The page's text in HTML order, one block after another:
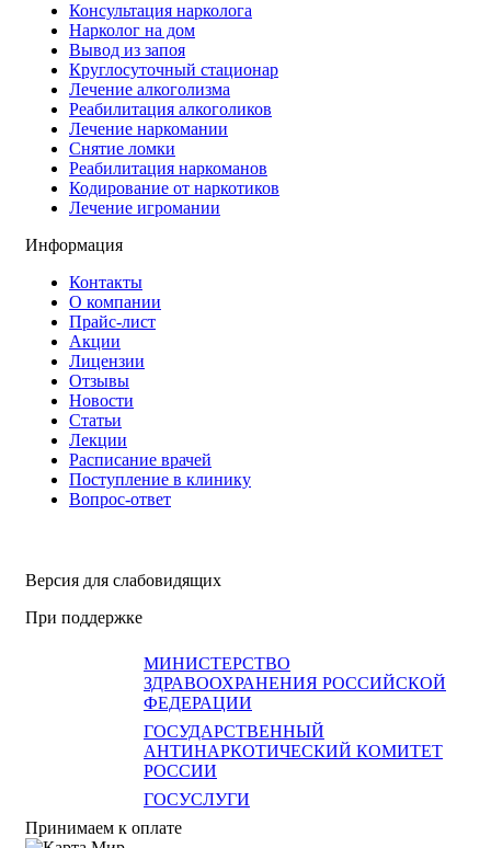
Консультация нарколога
Нарколог на дом
Вывод из запоя
Круглосуточный стационар
Лечение алкоголизма
Реабилитация алкоголиков
Лечение наркомании
Снятие ломки
Реабилитация наркоманов
Кодирование от наркотиков
Лечение игромании
Информация
Контакты
О компании
Прайс-лист
Акции
Лицензии
Отзывы
Новости
Статьи
Лекции
Расписание врачей
Поступление в клинику
Вопрос-ответ
Версия для слабовидящих
При поддержке
МИНИСТЕРСТВО
ЗДРАВООХРАНЕНИЯ РОССИЙСКОЙ
ФЕДЕРАЦИИ
ГОСУДАРСТВЕННЫЙ
АНТИНАРКОТИЧЕСКИЙ КОМИТЕТ
РОССИИ
ГОСУСЛУГИ
Принимаем к оплате